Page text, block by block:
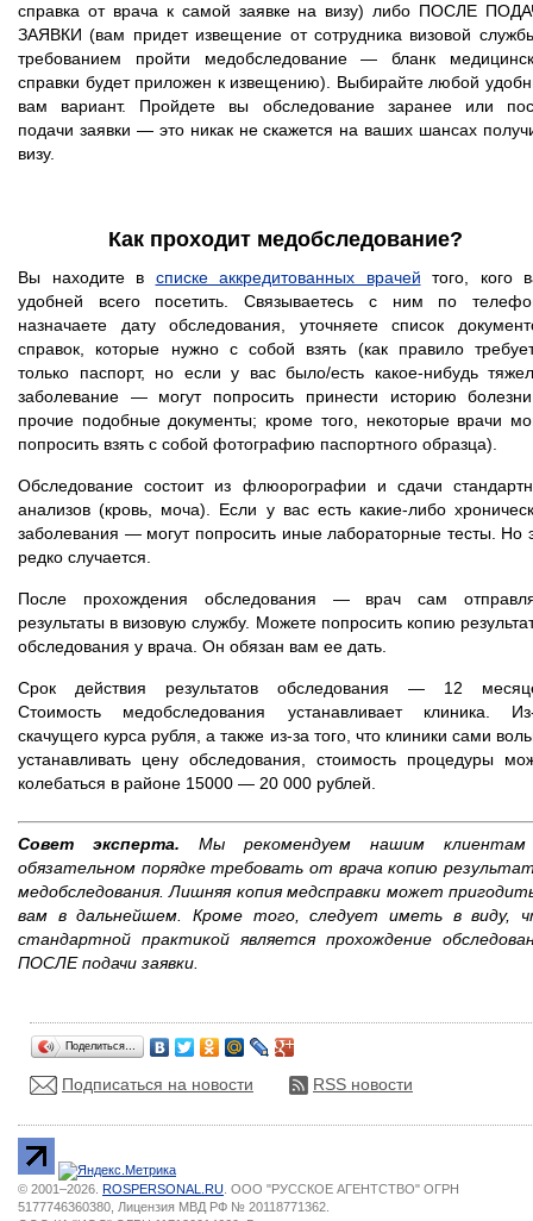
справка от врача к самой заявке на визу) либо ПОСЛЕ
ЗАЯВКИ (вам придет извещение от сотрудника визовой
требованием пройти медобследование — бланк
справки будет приложен к извещению). Выбирайте любой
вам вариант. Пройдете вы обследование заранее или
подачи заявки — это никак не скажется на ваших шансах
визу.
Как проходит медобследование?
Вы находите в списке аккредитованных врачей того, кого
удобней всего посетить. Связываетесь с ним по
назначаете дату обследования, уточняете список
справок, которые нужно с собой взять (как правило
только паспорт, но если у вас было/есть какое-нибудь
заболевание — могут попросить принести историю
прочие подобные документы; кроме того, некоторые врачи
попросить взять с собой фотографию паспортного образца).
Обследование состоит из флюорографии и сдачи
анализов (кровь, моча). Если у вас есть какие-либо
заболевания — могут попросить иные лабораторные тесты. Но
редко случается.
После прохождения обследования — врач сам
результаты в визовую службу. Можете попросить копию
обследования у врача. Он обязан вам ее дать.
Срок действия результатов обследования — 12
Стоимость медобследования устанавливает клиника.
скачущего курса рубля, а также из-за того, что клиники сами
устанавливать цену обследования, стоимость процедуры
колебаться в районе 15000 — 20 000 рублей.
Совет эксперта. Мы рекомендуем нашим
обязательном порядке требовать от врача копию
медобследования. Лишняя копия медсправки может
вам в дальнейшем. Кроме того, следует иметь в виду,
стандартной практикой является прохождение
ПОСЛЕ подачи заявки.
Поделиться…
Подписаться на новости RSS новости
© 2001–2026. ROSPERSONAL.RU . ООО "РУССКОЕ АГЕНТСТВО" ОГРН
5177746360380, Лицензия МВД РФ № 20118771362.